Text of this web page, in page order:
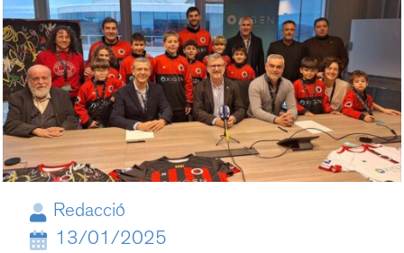
Redacció
13/01/2025